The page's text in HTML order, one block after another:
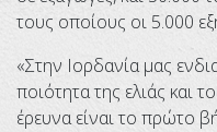
τους οποίους οι 5.000
«Στην Ιορδανία μας
ποιότητα της ελιάς και
έρευνα είναι το πρώτο